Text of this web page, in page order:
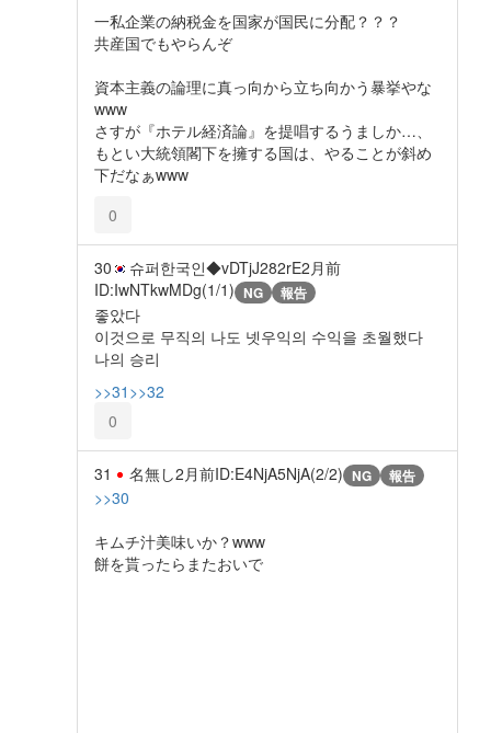
一私企業の納税金を国家が国民に分配？？？
共産国でもやらんぞ
資本主義の論理に真っ向から立ち向かう暴挙やな
www
さすが『ホテル経済論』を提唱するうましか…、
もとい大統領閣下を擁する国は、やることが斜め
下だなぁwww
0
30 슈퍼한국인◆vDTjJ282rE2月前
ID:IwNTkwMDg(1/1) NG 報告
좋았다
이것으로 무직의 나도 넷우익의 수익을 초월했다
나의 승리
>>31 >>32
0
31 名無し2月前ID:E4NjA5NjA(2/2) NG 報告
>>30
キムチ汁美味いか？www
餅を貰ったらまたおいで